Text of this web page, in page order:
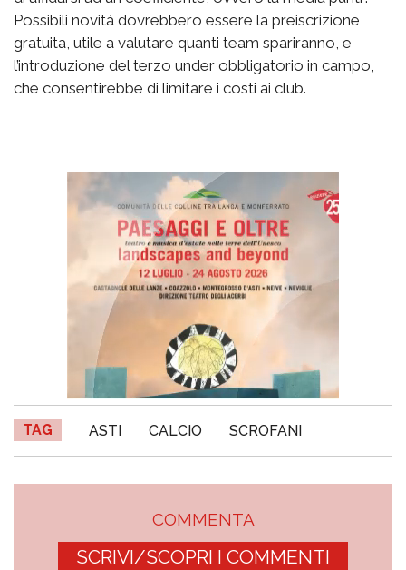
Possibili novità dovrebbero essere la preiscrizione
gratuita, utile a valutare quanti team spariranno, e
l’introduzione del terzo under obbligatorio in campo,
che consentirebbe di limitare i costi ai club.
TAG ASTI CALCIO SCROFANI
COMMENTA
SCRIVI/SCOPRI I COMMENTI